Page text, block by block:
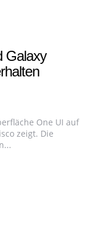
Galaxy
One UI auf
zeigt. Die